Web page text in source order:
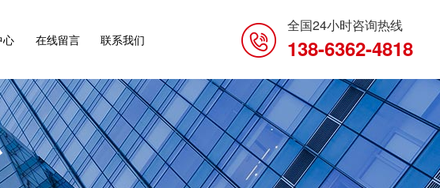
心 在线留言 联系我们
全国24小时咨询热线
138-6362-4818